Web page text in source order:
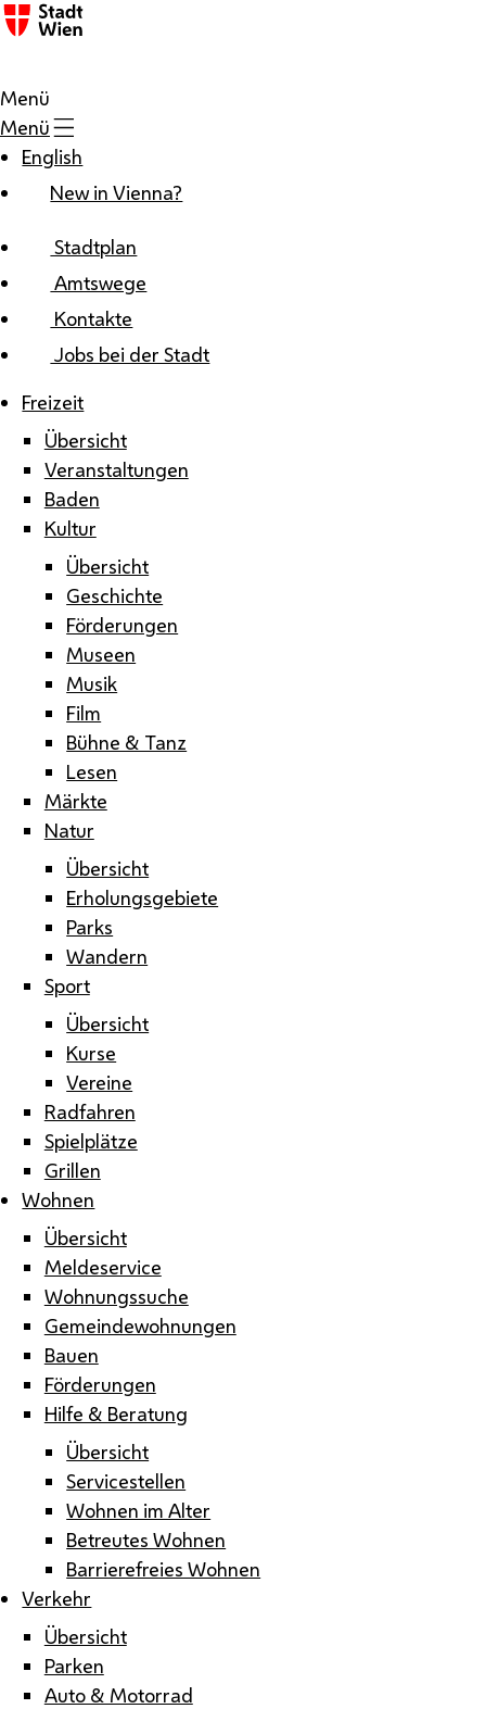
Zum Inhalt
Menü
Menü
English
New in Vienna?
Stadtplan
Amtswege
Kontakte
Jobs bei der Stadt
Freizeit
Übersicht
Veranstaltungen
Baden
Kultur
Übersicht
Geschichte
Förderungen
Museen
Musik
Film
Bühne & Tanz
Lesen
Märkte
Natur
Übersicht
Erholungsgebiete
Parks
Wandern
Sport
Übersicht
Kurse
Vereine
Radfahren
Spielplätze
Grillen
Wohnen
Übersicht
Meldeservice
Wohnungssuche
Gemeindewohnungen
Bauen
Förderungen
Hilfe & Beratung
Übersicht
Servicestellen
Wohnen im Alter
Betreutes Wohnen
Barrierefreies Wohnen
Verkehr
Übersicht
Parken
Auto & Motorrad